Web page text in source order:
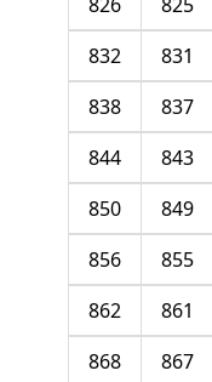
831
832
837
838
843
844
849
850
855
856
861
862
867
868